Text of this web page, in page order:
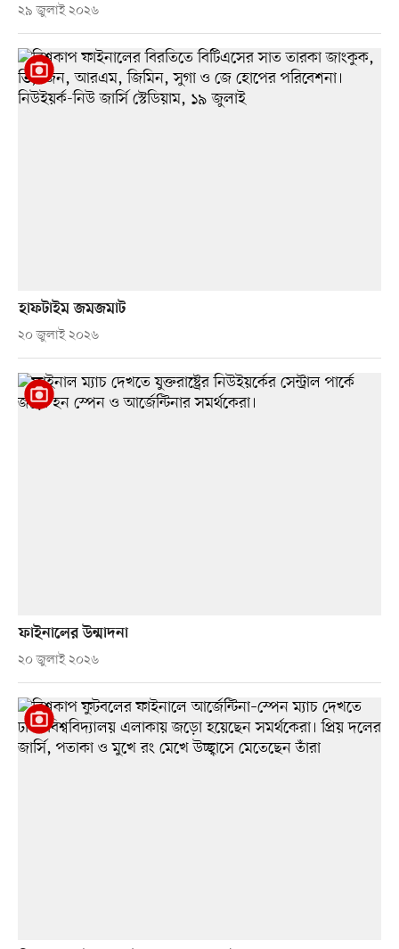
২৯ জুলাই ২০২৬
হাফটাইম জমজমাট
২০ জুলাই ২০২৬
ফাইনালের উন্মাদনা
২০ জুলাই ২০২৬